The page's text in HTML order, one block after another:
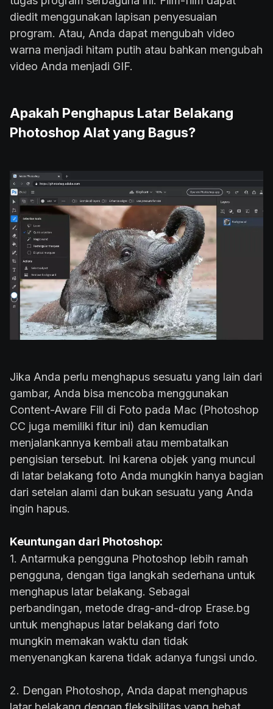
diedit menggunakan lapisan penyesuaian
program. Atau, Anda dapat mengubah video
warna menjadi hitam putih atau bahkan mengubah
video Anda menjadi GIF.
Apakah Penghapus Latar Belakang
Photoshop Alat yang Bagus?
Jika Anda perlu menghapus sesuatu yang lain dari
gambar, Anda bisa mencoba menggunakan
Content-Aware Fill di Foto pada Mac (Photoshop
CC juga memiliki fitur ini) dan kemudian
menjalankannya kembali atau membatalkan
pengisian tersebut. Ini karena objek yang muncul
di latar belakang foto Anda mungkin hanya bagian
dari setelan alami dan bukan sesuatu yang Anda
ingin hapus.
Keuntungan dari Photoshop:
1. Antarmuka pengguna Photoshop lebih ramah
pengguna, dengan tiga langkah sederhana untuk
menghapus latar belakang. Sebagai
perbandingan, metode drag-and-drop Erase.bg
untuk menghapus latar belakang dari foto
mungkin memakan waktu dan tidak
menyenangkan karena tidak adanya fungsi undo.
2. Dengan Photoshop, Anda dapat menghapus